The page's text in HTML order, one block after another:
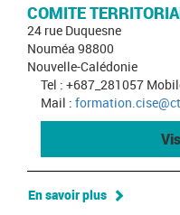
COMITE
24 rue Duquesne
Nouméa 98800
Nouvelle-Calédonie
Tel : +687_281057
Mail :
En savoir plus